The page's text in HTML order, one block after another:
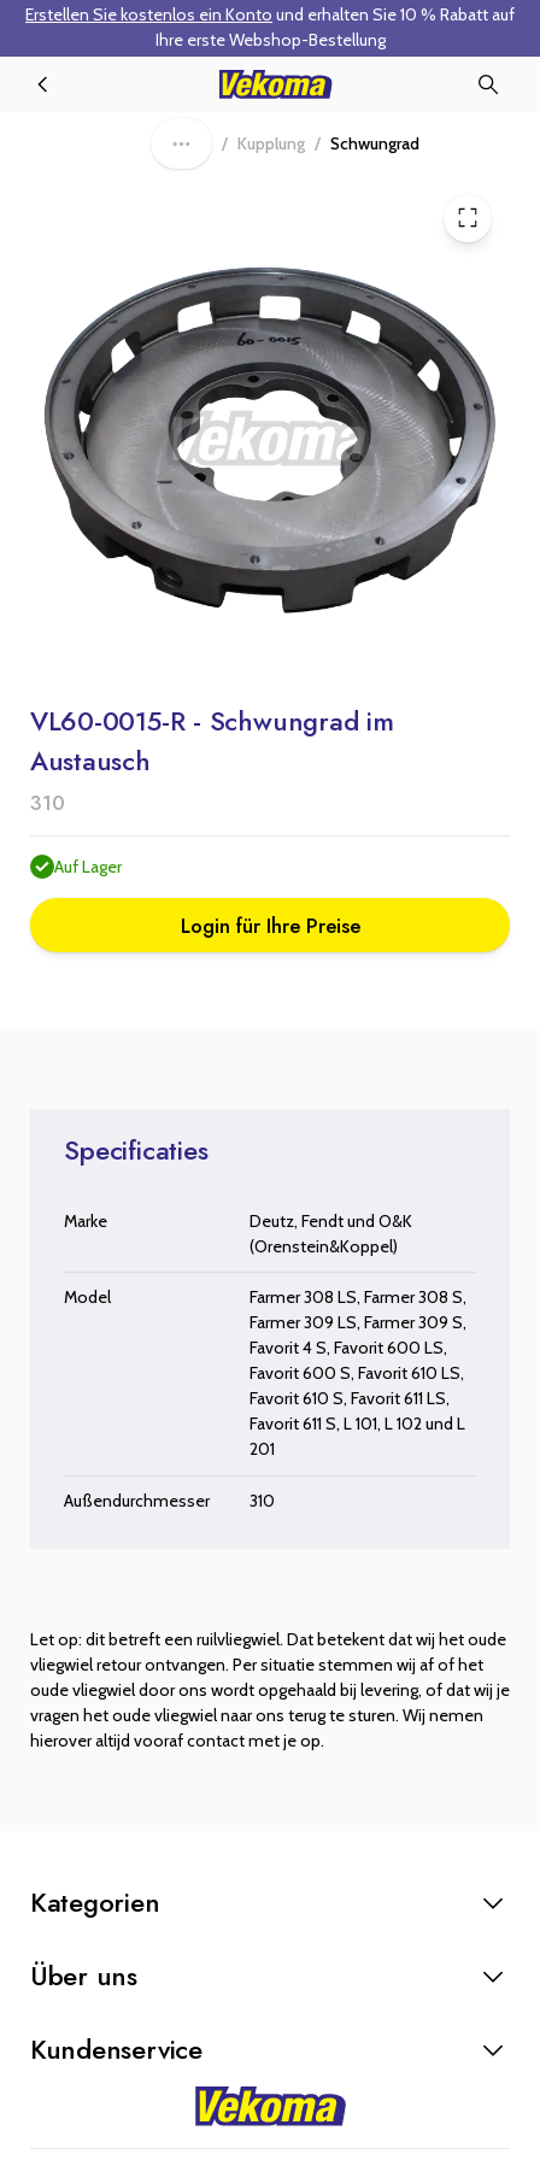
Zum Hauptinhalt springen
Erstellen Sie kostenlos ein Konto und erhalten Sie 10 % Rabatt auf
Ihre erste Webshop-Bestellung
VL60-0015-R - Schwungrad im Austausch
/ Kupplung / Schwungrad
VL60-0015-R - Schwungrad im
Austausch
310
Auf Lager
Login für Ihre Preise
Specificaties
Marke Deutz,FendtundO&K
(Orenstein&Koppel)
Model Farmer 308 LS,Farmer 308 S,
Farmer 309 LS,Farmer 309 S,
Favorit 4 S,Favorit 600 LS,
Favorit 600 S,Favorit 610 LS,
Favorit 610 S,Favorit 611 LS,
Favorit 611 S,L 101,L 102undL
201
Außendurchmesser 310
Let op: dit betreft een ruilvliegwiel. Dat betekent dat wij het oude
vliegwiel retour ontvangen. Per situatie stemmen wij af of het
oude vliegwiel door ons wordt opgehaald bij levering, of dat wij je
vragen het oude vliegwiel naar ons terug te sturen. Wij nemen
hierover altijd vooraf contact met je op.
Kategorien
Anlasser
Über uns
Bremsteile
Kundenservice